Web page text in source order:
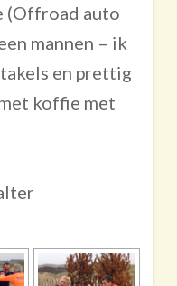
(Offroad auto
mannen – ik
en prettig
koffie met